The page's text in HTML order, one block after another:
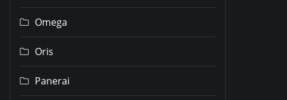
Omega
Oris
Panerai